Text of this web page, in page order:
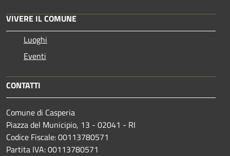
VIVERE IL COMUNE
Luoghi
Eventi
CONTATTI
Comune di Casperia
Piazza del Municipio, 13 - 02041 - RI
Codice Fiscale: 00113780571
Partita IVA: 00113780571